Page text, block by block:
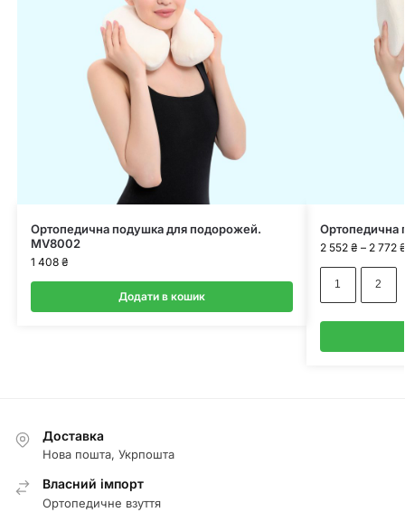
Ортопедична подушка для подорожей.
MV8002
1 408 ₴
Додати в кошик
Ортопедична
2 552 ₴ – 2 772
1 2
Доставка
Нова пошта, Укрпошта
Власний імпорт
Ортопедичне взуття